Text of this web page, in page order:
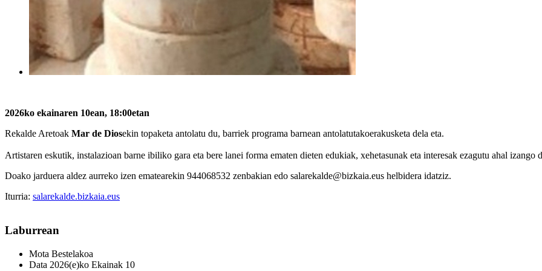
2026ko ekainaren 10ean, 18:00etan
Rekalde Aretoak Mar de Diosekin topaketa antolatu du, barriek programa barnean antolatutakoerakusketa dela eta.
Artistaren eskutik, instalazioan barne ibiliko gara eta bere lanei forma ematen dieten edukiak, xehetasunak eta interesak ezagutu ahal izango
Doako jarduera aldez aurreko izen ematearekin 944068532 zenbakian edo salarekalde@bizkaia.eus helbidera idatziz.
Iturria: salarekalde.bizkaia.eus
Laburrean
Mota Bestelakoa
Data 2026(e)ko Ekainak 10